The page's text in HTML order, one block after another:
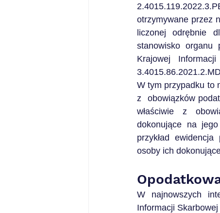
otrzymywane przez
liczonej odrębnie
stanowisko organu
Krajowej
W tym przypadku to
z  obowiązków
właściwie z
dokonujące na
przykład
osoby ich
W najnowszych
Informacji